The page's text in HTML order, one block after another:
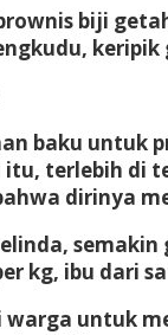
biji
baku untuk
terlebih di
dirinya
kg, ibu dari
untuk